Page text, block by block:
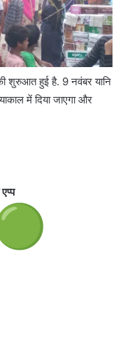
शुरुआत हुई है. 9 नवंबर यानि
में दिया जाएगा और